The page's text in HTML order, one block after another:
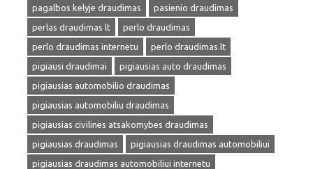
pagalbos kelyje draudimas
pasienio draudimas
perlas draudimas lt
perlo draudimas
perlo draudimas internetu
perlo draudimas.lt
pigiausi draudimai
pigiausias auto draudimas
pigiausias automobilio draudimas
pigiausias automobiliu draudimas
pigiausias civilines atsakomybes draudimas
pigiausias draudimas
pigiausias draudimas automobiliui
pigiausias draudimas automobiliui internetu